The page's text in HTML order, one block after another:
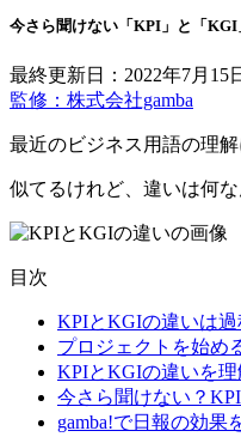
今さら聞けない「KPI」と「KGI
最終更新日：2022年7月15
監修：株式会社gamba
最近のビジネス用語の理
似てるけれど、違いは何
目次
KPIとKGIの違いは
プロジェクトを始め
KPIとKGIの違いを
今さら聞けない？
gamba!で日報の効果